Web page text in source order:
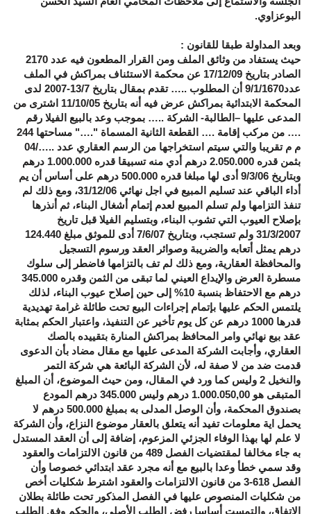
البوعزاوي.
وبعد المداولة طبقا للقانون :
حيث يستفاد من وثائق الملف ومن القرار المطعون فيه عدد 2170
الصادر بتاريخ 17/12/09 عن محكمة الاستئناف بمراكش في الملف
عدد9/1/1670 أن المطلوب
…..
تقدم بمقال بتاريخ 13/7-2007 لدى
المحكمة الابتدائية بمراكش عرض فيه أنه بتاريخ 11/10/05 اشترى من
المدعى عليها –الطالبة- الشركة ….. بموجب وعد بالبيع الفيلا رقم
…. من مركب إقامة …. القطعة الثانية المسماة "….
" مساحتها 244
م م تقريبا والتي سيتم استخراجها من الرسم العقاري عدد …..
/04
بثمن قدره 2.050.000 درهم أدي منه تسبيقا قدره 1.000.000 درهم
وبتاريخ 9/3/06 أدى لها مبلغا قدره 500.000 درهم على أساس أن يم
أداء الباقي عند تسليم المبيع في اجل نهائي 31/12/06، ومع ذلك لم
تنفذ التزامها ولم تسلم المبيع لعدم إتمام أشغال البناء، ثم أنذرها
بإصلاح العيوب التي تشوب البناء، وبتسليم الفيلا قبل تاريخ
31/3/2007 ولم تستجب، وبتاريخ 7/6/07 أدى للموثق مبلغ 124.440
درهم يمثل أتعابه والضريبة وصوائر العقد ورسوم التسجيل
والمحافظة العقارية، ومع ذلك لم تف بالتزامها فاضطر إلى سلوك
مسطرة العرض والإيداع العيني لما تبقى من الثمن وقدره 345.000
درهم مع الاحتفاظ بنسبة 10
% إلى حين إصلاح عيوب البناء، لذلك
يلتمس الحكم عليها بإتمام إجراءات البيع تحت طائلة غرامة تهديدية
قدرها 1000 درهم عن كل يوم تأخير عن التنفيذ، واعتبار الحكم بمثابة
عقد بيع نهائي وامر المحافظ بمراكش المنارة بتقييده بالصك
العقاري، وأجابت الشركة المدعى عليها مع مقال مضاد بأن الدعوى
قدمت ضد من لا صفة له، لأن الشركة البائعة هي شركة التمر
والنخيل 2 وليس كما ورد في المقال، ومن حيث الموضوع، أن المبلغ
المتبقى هو 1.000.050,00
درهم وليس 345.000 درهم المودع
بصندوق المحكمة، وأن الوصل المدلى به بمبلغ 500.000 درهم لا
يحمل اية معلومات تفيد أنه يتعلق بالعقار موضوع النزاع، وأن الشركة
لا علم لها بهذا الوفاء الجزئي المزعوم، إضافة إلى أن العقد المستدل
به جاء مخالفا لمقتضيات الفصل 489 من قانون الالتزامات والعقود
وقد سمي خطأ وعدا بالبيع مع أنه مجرد عقد ابتدائي خصوصا وأن
الفصل 618-3 من قانون الالتزامات والعقود اشترط شكليات أخص
من شكليات المنصوص عليها في الفصل المذكور تحت طائلة بطلان
الاتفاق، والتمست أساسا رفض الطلب الأصلي، والحكم وفق الطلب